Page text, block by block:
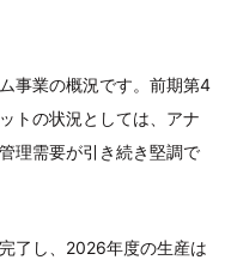
事業の概況です。前期第4
トの状況としては、アナ
理需要が引き続き堅調で
了し、2026年度の生産は